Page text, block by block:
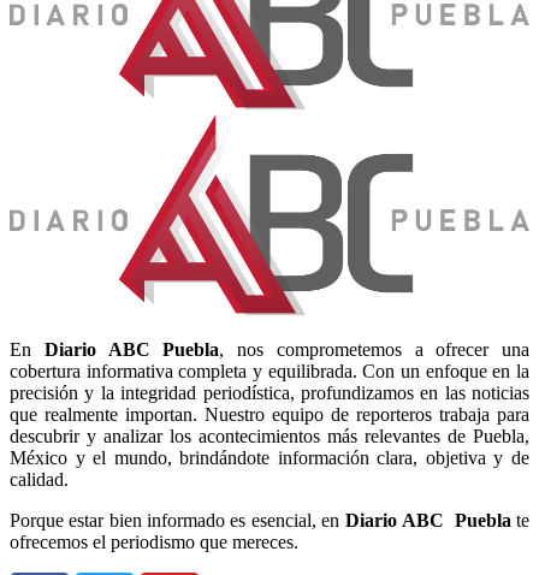
En Diario ABC Puebla, nos comprometemos a ofrecer una
cobertura informativa completa y equilibrada. Con un enfoque en la
precisión y la integridad periodística, profundizamos en las noticias
que realmente importan. Nuestro equipo de reporteros trabaja para
descubrir y analizar los acontecimientos más relevantes de Puebla,
México y el mundo, brindándote información clara, objetiva y de
calidad.
Porque estar bien informado es esencial, en Diario ABC Puebla te
ofrecemos el periodismo que mereces.